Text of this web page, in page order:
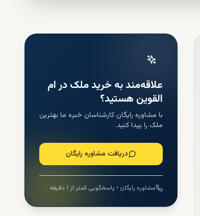
علاقه‌مند به خرید ملک در ام
القوین هستید؟
با مشاوره رایگان کارشناسان خبره ما بهترین
ملک را پیدا کنید.
دریافت مشاوره رایگان
مشاوره رایگان • پاسخگویی کمتر از ۱ دقیقه